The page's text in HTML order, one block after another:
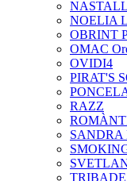
NOELIA
OBRINT
OMAC
OVIDI4
PIRAT'S
RAZZ
SANDRA
TRIBADE